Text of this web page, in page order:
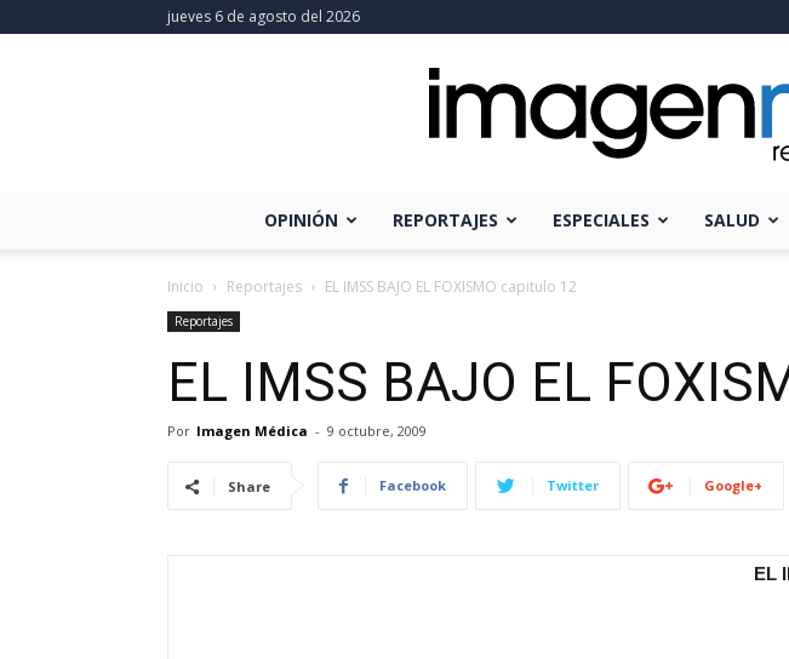
jueves 6 de agosto del 2026
OPINIÓN REPORTAJES ESPECIALES SALUD
Inicio Reportajes EL IMSS BAJO EL FOXISMO capitulo 12
Reportajes
EL IMSS BAJO EL
Por Imagen Médica - 9 octubre, 2009
Share Facebook Twitter Google+
EL